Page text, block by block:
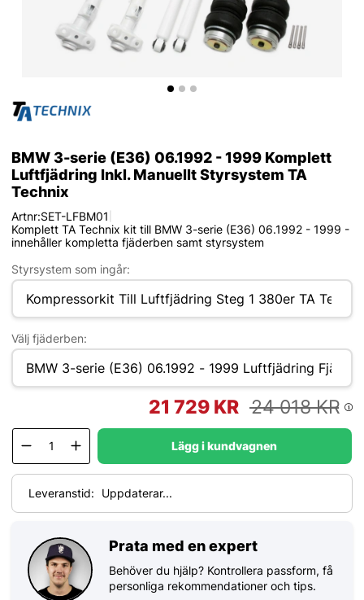
BMW 3-serie (E36) 06.1992 - 1999 Komplett
Luftfjädring Inkl. Manuellt Styrsystem TA
Technix
Artnr:SET-LFBM01
Komplett TA Technix kit till BMW 3-serie (E36) 06.1992 - 1999 -
innehåller kompletta fjäderben samt styrsystem
Styrsystem som ingår:
Välj fjäderben:
24 018KR
21 729 KR
Lägg i kundvagnen
Leveranstid: Uppdaterar...
Prata med en expert
Behöver du hjälp? Kontrollera passform, få
personliga rekommendationer och tips.